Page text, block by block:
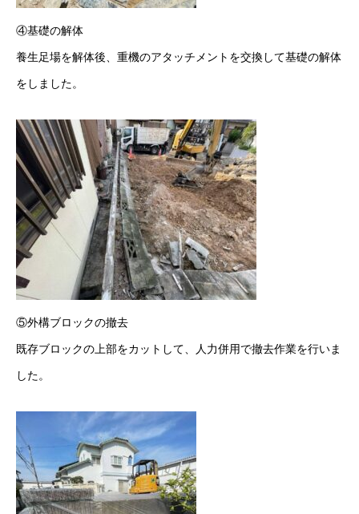
④基礎の解体
養生足場を解体後、重機のアタッチメントを交換して基礎の解体
をしました。
⑤外構ブロックの撤去
既存ブロックの上部をカットして、人力併用で撤去作業を行いま
した。